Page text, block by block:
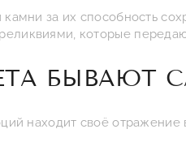
за их способность
которые
БЫВАЮТ
находит своё отражение